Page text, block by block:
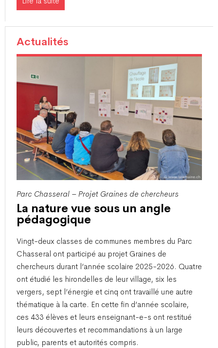
Actualités
Parc Chasseral – Projet Graines de chercheurs
La nature vue sous un angle
pédagogique
​Vingt-deux classes de communes membres du Parc
Chasseral ont participé au projet Graines de
chercheurs durant l’année scolaire 2025-2026. Quatre
ont étudié les hirondelles de leur village, six les
vergers, sept l’énergie et cinq ont travaillé une autre
thématique à la carte. En cette fin d’année scolaire,
ces 433 élèves et leurs enseignant-e-s ont restitué
leurs découvertes et recommandations à un large
public, parents et autorités compris.